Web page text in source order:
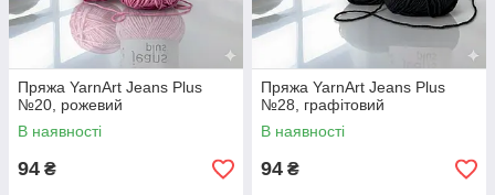
Пряжа YarnArt Jeans Plus
№20, рожевий
В наявності
94 ₴
Пряжа YarnArt Jeans Plus
№28, графітовий
В наявності
94 ₴